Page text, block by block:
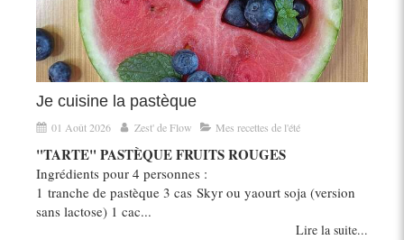
Je cuisine la pastèque
01 Août 2026 Zest' de Flow Mes recettes de l'été
"TARTE" PASTÈQUE FRUITS ROUGES
Ingrédients pour 4 personnes :
1 tranche de pastèque 3 cas Skyr ou yaourt soja (version
sans lactose) 1 cac...
Lire la suite...